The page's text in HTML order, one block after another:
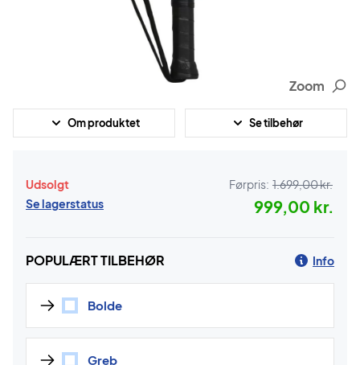
Zoom
Om produktet Se tilbehør
Udsolgt
Se lagerstatus
Førpris: 1.699,00 kr.
999,00 kr.
POPULÆRT TILBEHØR Info
Bolde
Greb